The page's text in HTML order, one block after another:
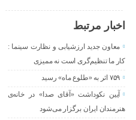
اخبار مرتبط
معاون جدید ارزشیابی و نظارت سینما :
کار ما تنظیم‌گری است نه ممیزی
۷۵۹ اثر به «طلوع ماه» رسید
آیین نکوداشت «آقای صدا» در خانه‌ی
هنرمندان ایران برگزار می‌شود